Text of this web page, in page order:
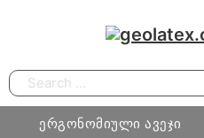
Search
ერგონომიული ავეჯი